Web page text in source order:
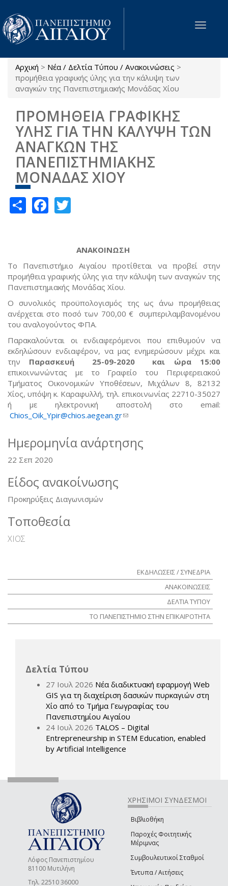
Παράκαμψη προς το κυρίως περιεχόμενο
Toggle
Είστε εδώ
Αρχική > Νέα / Δελτία Τύπου / Ανακοινώσεις >
προμήθεια γραφικής ύλης για την κάλυψη των
αναγκών της Πανεπιστημιακής Μονάδας Χίου
ΠΡΟΜΗΘΕΙΑ ΓΡΑΦΙΚΗΣ
ΥΛΗΣ ΓΙΑ ΤΗΝ ΚΑΛΥΨΗ ΤΩΝ
ΑΝΑΓΚΩΝ ΤΗΣ
ΠΑΝΕΠΙΣΤΗΜΙΑΚΗΣ
ΜΟΝΑΔΑΣ ΧΙΟΥ
ShareFacebook
ΑΝΑΚΟΙΝΩΣΗ
Το Πανεπιστήμιο Αιγαίου προτίθεται να προβεί στην
προμήθεια γραφικής ύλης για την κάλυψη των αναγκών της
Πανεπιστημιακής Μονάδας Χίου.
Ο συνολικός προϋπολογισμός της ως άνω προμήθειας
ανέρχεται στο ποσό των 700,00 € συμπεριλαμβανομένου
του αναλογούντος ΦΠΑ.
Παρακαλούνται οι ενδιαφερόμενοι που επιθυμούν να
εκδηλώσουν ενδιαφέρον, να μας ενημερώσουν μέχρι και
την Παρασκευή 25-09-2020 και ώρα 15:00
επικοινωνώντας με το Γραφείο του Περιφερειακού
Τμήματος Οικονομικών Υποθέσεων, Μιχάλων 8, 82132
Χίος, υπόψη κ. Καραφυλλή, τηλ. επικοινωνίας 22710-35027
ή με ηλεκτρονική αποστολή στο email:
Chios_Oik_Ypir@chios.aegean.gr(link sends e-mail)
Ημερομηνία ανάρτησης
22 Σεπ 2020
Είδος ανακοίνωσης
Προκηρύξεις Διαγωνισμών
Τοποθεσία
ΧΙΟΣ
ΕΚΔΗΛΩΣΕΙΣ / ΣΥΝΕΔΡΙΑ
ΑΝΑΚΟΙΝΩΣΕΙΣ
ΔΕΛΤΙΑ ΤΥΠΟΥ
ΤΟ ΠΑΝΕΠΙΣΤΗΜΙΟ ΣΤΗΝ ΕΠΙΚΑΙΡΟΤΗΤΑ
Δελτία Τύπου
27 Ιουλ 2026 Νέα διαδικτυακή εφαρμογή Web
GIS για τη διαχείριση δασικών πυρκαγιών στη
Χίο από το Τμήμα Γεωγραφίας του
Πανεπιστημίου Αιγαίου
24 Ιουλ 2026 TALOS – Digital
Entrepreneurship in STEM Education, enabled
by Artificial Intelligence
Λόφος Πανεπιστημίου
81100 Μυτιλήνη
Τηλ. 22510 36000
ΧΡΗΣΙΜΟΙ ΣΥΝΔΕΣΜΟΙ
Βιβλιοθήκη
Παροχές Φοιτητικής
Μέριμνας
Συμβουλευτικοί Σταθμοί
Έντυπα / Αιτήσεις